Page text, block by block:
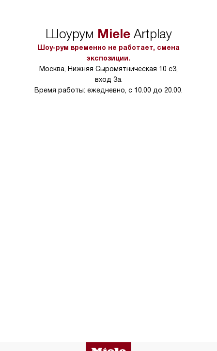
в условиях
тарифы на услуги
Шоурум MieleArtplay
Шоу-рум временно не работает, смена
экспозиции.
Москва, Нижняя Сыромятническая 10 с3,
вход 3а.
Время работы: ежедневно, с 10.00 до 20.00.